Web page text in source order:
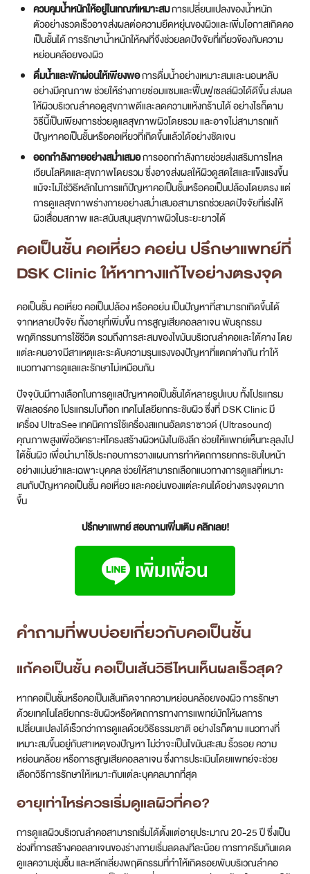
ควบคุมน้ำหนักให้อยู่ในเกณฑ์เหมาะสมการเปลี่ยนแปลงของน้ำหนัก
ตัวอย่างรวดเร็วอาจส่งผลต่อความยืดหยุ่นของผิวและเพิ่มโอกาสเกิดคอ
เป็นชั้นได้ การรักษาน้ำหนักให้คงที่จึงช่วยลดปัจจัยที่เกี่ยวข้องกับความ
หย่อนคล้อยของผิว
ดื่มน้ำและพักผ่อนให้เพียงพอการดื่มน้ำอย่างเหมาะสมและนอนหลับ
อย่างมีคุณภาพ ช่วยให้ร่างกายซ่อมแซมและฟื้นฟูเซลล์ผิวได้ดีขึ้น ส่งผล
ให้ผิวบริเวณลำคอดูสุขภาพดีและลดความแห้งกร้านได้ อย่างไรก็ตาม
วิธีนี้เป็นเพียงการช่วยดูแลสุขภาพผิวโดยรวม และอาจไม่สามารถแก้
ปัญหาคอเป็นชั้นหรือคอเหี่ยวที่เกิดขึ้นแล้วได้อย่างชัดเจน
ออกกำลังกายอย่างสม่ำเสมอการออกกำลังกายช่วยส่งเสริมการไหล
เวียนโลหิตและสุขภาพโดยรวม ซึ่งอาจส่งผลให้ผิวดูสดใสและแข็งแรงขึ้น
แม้จะไม่ใช่วิธีหลักในการแก้ปัญหาคอเป็นชั้นหรือคอเป็นปล้องโดยตรง แต่
การดูแลสุขภาพร่างกายอย่างสม่ำเสมอสามารถช่วยลดปัจจัยที่เร่งให้
ผิวเสื่อมสภาพ และสนับสนุนสุขภาพผิวในระยะยาวได้
คอเป็นชั้น คอเหี่ยว คอย่น ปรึกษาแพทย์ที่
DSK Clinic ให้หาทางแก้ไขอย่างตรงจุด
คอเป็นชั้น คอเหี่ยว คอเป็นปล้อง หรือคอย่น เป็นปัญหาที่สามารถเกิดขึ้นได้
จากหลายปัจจัย ทั้งอายุที่เพิ่มขึ้น การสูญเสียคอลลาเจน พันธุกรรม
พฤติกรรมการใช้ชีวิต รวมถึงการสะสมของไขมันบริเวณลำคอและใต้คาง โดย
แต่ละคนอาจมีสาเหตุและระดับความรุนแรงของปัญหาที่แตกต่างกัน ทำให้
แนวทางการดูแลและรักษาไม่เหมือนกัน
ปัจจุบันมีทางเลือกในการดูแลปัญหาคอเป็นชั้นได้หลายรูปแบบ ทั้งโปรแกรม
ฟิลเลอร์คอ โปรแกรมโบท็อก เทคโนโลยียกกระชับผิว ซึ่งที่ DSK Clinic มี
เครื่อง UltraSee เทคนิคการใช้เครื่องสแกนอัลตราซาวด์ (Ultrasound)
คุณภาพสูงเพื่อวิเคราะห์โครงสร้างผิวหนังในเชิงลึก ช่วยให้แพทย์เห็นทะลุลงไป
ใต้ชั้นผิว เพื่อนำมาใช้ประกอบการวางแผนการทำหัตถการยกกระชับใบหน้า
อย่างแม่นยำและเฉพาะบุคคล ช่วยให้สามารถเลือกแนวทางการดูแลที่เหมาะ
สมกับปัญหาคอเป็นชั้น คอเหี่ยว และคอย่นของแต่ละคนได้อย่างตรงจุดมาก
ขึ้น
ปรึกษาแพทย์ สอบถามเพิ่มเติม คลิกเลย!
คำถามที่พบบ่อยเกี่ยวกับคอเป็นชั้น
แก้คอเป็นชั้น คอเป็นเส้นวิธีไหนเห็นผลเร็วสุด?
หากคอเป็นชั้นหรือคอเป็นเส้นเกิดจากความหย่อนคล้อยของผิว การรักษา
ด้วยเทคโนโลยียกกระชับผิวหรือหัตถการทางการแพทย์มักให้ผลการ
เปลี่ยนแปลงได้เร็วกว่าการดูแลด้วยวิธีธรรมชาติ อย่างไรก็ตาม แนวทางที่
เหมาะสมขึ้นอยู่กับสาเหตุของปัญหา ไม่ว่าจะเป็นไขมันสะสม ริ้วรอย ความ
หย่อนคล้อย หรือการสูญเสียคอลลาเจน ซึ่งการประเมินโดยแพทย์จะช่วย
เลือกวิธีการรักษาให้เหมาะกับแต่ละบุคคลมากที่สุด
อายุเท่าไหร่ควรเริ่มดูแลผิวที่คอ?
การดูแลผิวบริเวณลำคอสามารถเริ่มได้ตั้งแต่อายุประมาณ 20-25 ปี ซึ่งเป็น
ช่วงที่การสร้างคอลลาเจนของร่างกายเริ่มลดลงทีละน้อย การทาครีมกันแดด
ดูแลความชุ่มชื้น และหลีกเลี่ยงพฤติกรรมที่ทำให้เกิดรอยพับบริเวณลำคอ